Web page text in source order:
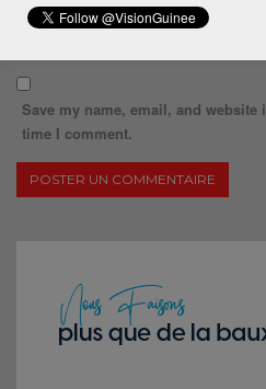
Save my name, email, and
time I comment.